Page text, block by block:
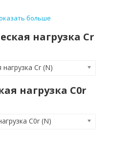
больше
нагрузка Cr
Cr (N)
нагрузка C0r
C0r (N)